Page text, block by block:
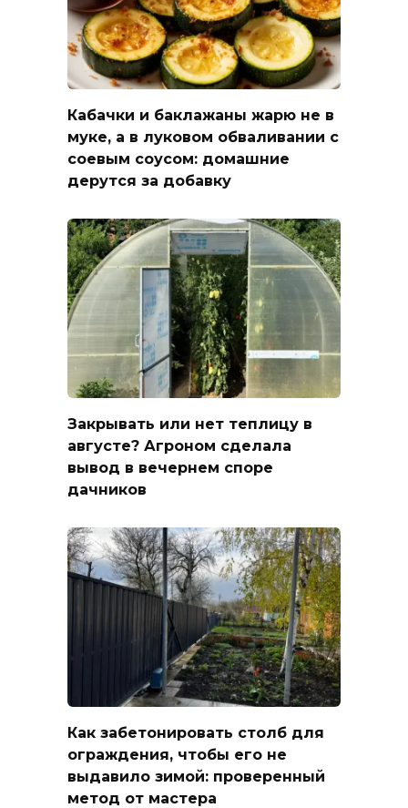
Кабачки и баклажаны жарю не в
муке, а в луковом обваливании с
соевым соусом: домашние
дерутся за добавку
Закрывать или нет теплицу в
августе? Агроном сделала
вывод в вечернем споре
дачников
Как забетонировать столб для
ограждения, чтобы его не
выдавило зимой: проверенный
метод от мастера